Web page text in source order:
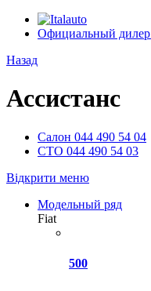
Официальный дилер
Назад
Ассистанс
Салон 044 490 54 04
СТО 044 490 54 03
Відкрити меню
Модельный ряд
Fiat
500